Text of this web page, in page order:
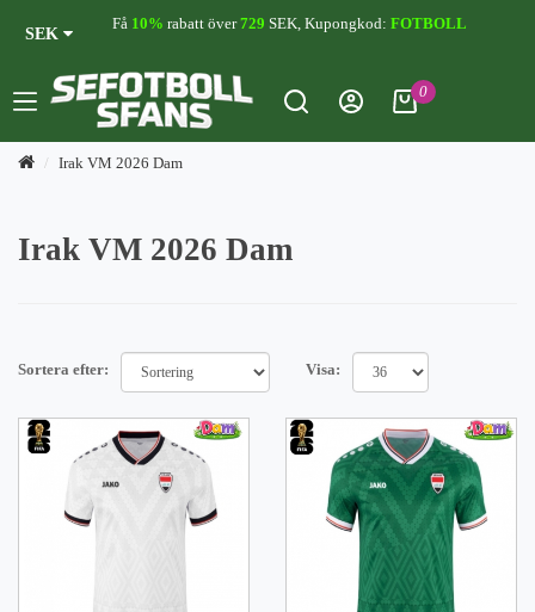
SEK
Få 10% rabatt över729 SEK, Kupongkod: FOTBOLL
0
Irak VM 2026 Dam
Irak VM 2026 Dam
Sortera efter: Visa: